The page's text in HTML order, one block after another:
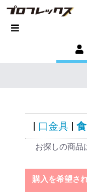
| 口金具 |
お探しの商品
購入を希望さ